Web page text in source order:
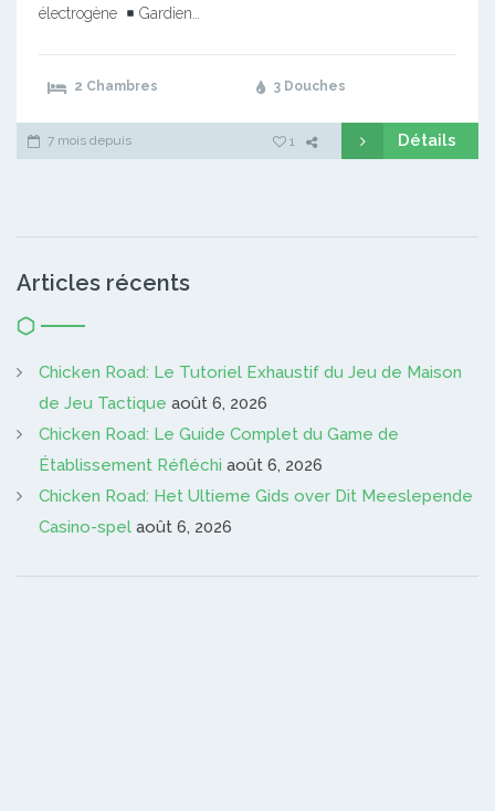
électrogène
Gardien…
2 Chambres 3 Douches
7 mois depuis 1 Détails
Articles récents
Chicken Road: Le Tutoriel Exhaustif du Jeu de Maison
de Jeu Tactique août 6, 2026
Chicken Road: Le Guide Complet du Game de
Établissement Réfléchi août 6, 2026
Chicken Road: Het Ultieme Gids over Dit Meeslepende
Casino-spel août 6, 2026